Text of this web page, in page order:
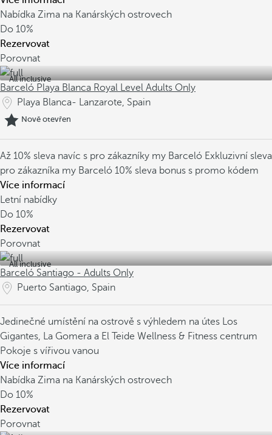
Nabídka Zima na Kanárských ostrovech
Do 10%
Rezervovat
Porovnat
All inclusive
Barceló Playa Blanca Royal Level Adults Only
Playa Blanca- Lanzarote, Spain
Nově otevřen
Až 10% sleva navíc s pro zákazníky my Barceló Exkluzivní sleva
pro zákazníka my Barceló 10% sleva bonus s promo kódem
Více informací
Letní nabídky
Do 10%
Rezervovat
Porovnat
All inclusive
Barceló Santiago - Adults Only
Puerto Santiago, Spain
Jedinečné umístění na ostrově s výhledem na útes Los
Gigantes, La Gomera a El Teide Wellness & Fitness centrum
Pokoje s vířivou vanou
Více informací
Nabídka Zima na Kanárských ostrovech
Do 10%
Rezervovat
Porovnat